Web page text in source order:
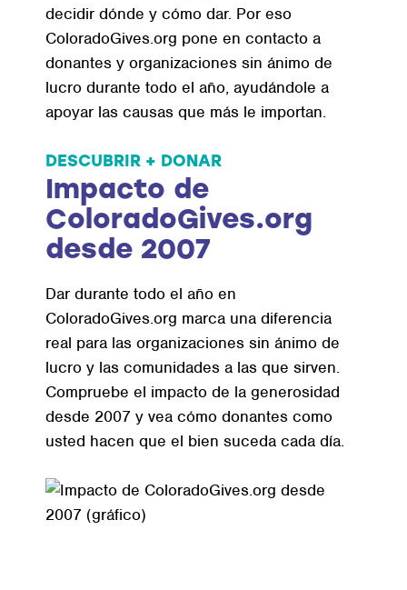
decidir dónde y cómo dar. Por eso
ColoradoGives.org pone en contacto a
donantes y organizaciones sin ánimo de
lucro durante todo el año, ayudándole a
apoyar las causas que más le importan.
DESCUBRIR + DONAR
Impacto de
ColoradoGives.org
desde 2007
Dar durante todo el año en
ColoradoGives.org marca una diferencia
real para las organizaciones sin ánimo de
lucro y las comunidades a las que sirven.
Compruebe el impacto de la generosidad
desde 2007 y vea cómo donantes como
usted hacen que el bien suceda cada día.